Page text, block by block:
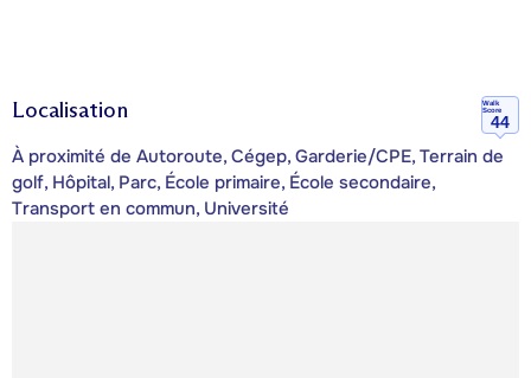
Localisation
Walk
Score
44
À proximité de Autoroute, Cégep, Garderie/CPE, Terrain de
golf, Hôpital, Parc, École primaire, École secondaire,
Transport en commun, Université